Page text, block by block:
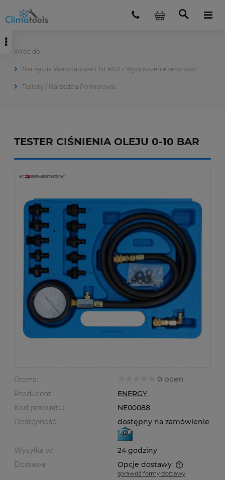
Narzędzia Warsztatowe ENERGY - Wyposażenie serwisów
Testery / Narzędzia Pomiarowe
TESTER CIŚNIENIA OLEJU 0-10 BAR
Ocena: 0 ocen
Producent:
ENERGY
Kod produktu:
NE00088
Dostępność:
dostępny na zamówienie
Wysyłka w:
24 godziny
Dostawa:
Opcje dostawy
Cena nie zawiera ewentualnych kosztów płatności
sprawdź formy dostawy